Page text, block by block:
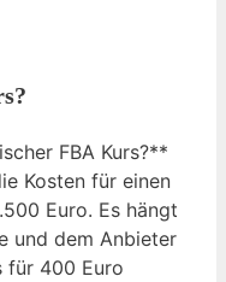
FBA Kurs?**
Kosten für einen
Euro. Es hängt
und dem Anbieter
für 400 Euro